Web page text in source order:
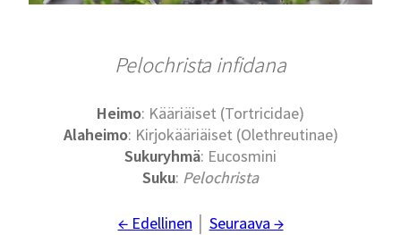
Pelochrista infidana
Heimo: Kääriäiset (Tortricidae)
Alaheimo: Kirjokääriäiset (Olethreutinae)
Sukuryhmä: Eucosmini
Suku: Pelochrista
← Edellinen Seuraava →